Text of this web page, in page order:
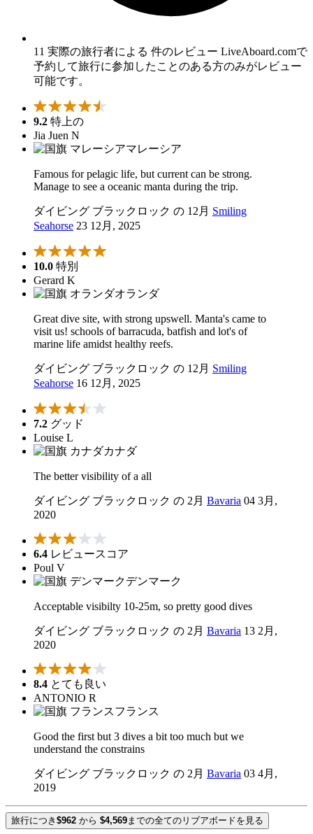
11 実際の旅行者による 件のレビュー LiveAboard.comで
予約して旅行に参加したことのある方のみがレビュー
可能です。
9.2 特上の
Jia Juen N
マレーシア
Famous for pelagic life, but current can be strong.
Manage to see a oceanic manta during the trip.
ダイビング ブラックロック の 12月 Smiling
Seahorse 23 12月, 2025
10.0 特別
Gerard K
オランダ
Great dive site, with strong upswell. Manta's came to
visit us! schools of barracuda, batfish and lot's of
marine life amidst healthy reefs.
ダイビング ブラックロック の 12月 Smiling
Seahorse 16 12月, 2025
7.2 グッド
Louise L
カナダ
The better visibility of a all
ダイビング ブラックロック の 2月 Bavaria 04 3月,
2020
6.4 レビュースコア
Poul V
デンマーク
Acceptable visibilty 10-25m, so pretty good dives
ダイビング ブラックロック の 2月 Bavaria 13 2月,
2020
8.4 とても良い
ANTONIO R
フランス
Good the first but 3 dives a bit too much but we
understand the constrains
ダイビング ブラックロック の 2月 Bavaria 03 4月,
2019
旅行につき $962 から $4,569までの全てのリブアボードを見る